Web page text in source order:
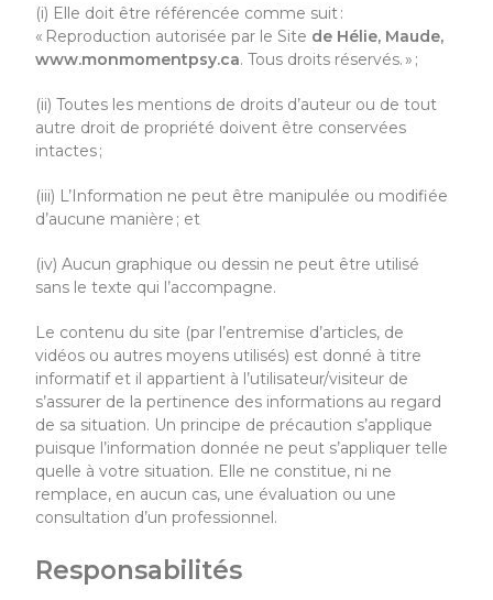
(i) Elle doit être référencée comme suit :
« Reproduction autorisée par le Site de Hélie, Maude,
www.monmomentpsy.ca.Tous droits réservés. » ;
(ii) Toutes les mentions de droits d’auteur ou de tout
autre droit de propriété doivent être conservées
intactes ;
(iii) L’Information ne peut être manipulée ou modifiée
d’aucune manière ; et
(iv) Aucun graphique ou dessin ne peut être utilisé
sans le texte qui l’accompagne.
Le contenu du site (par l’entremise d’articles, de
vidéos ou autres moyens utilisés) est donné à titre
informatif et il appartient à l’utilisateur/visiteur de
s’assurer de la pertinence des informations au regard
de sa situation. Un principe de précaution s’applique
puisque l’information donnée ne peut s’appliquer telle
quelle à votre situation. Elle ne constitue, ni ne
remplace, en aucun cas, une évaluation ou une
consultation d’un professionnel.
Responsabilités